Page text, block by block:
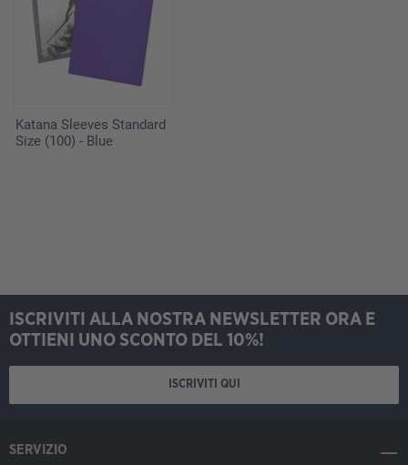
Katana Sleeves Standard
Size (100) - Blue
ISCRIVITI ALLA NOSTRA NEWSLETTER ORA E
OTTIENI UNO SCONTO DEL 10%!
ISCRIVITI QUI
SERVIZIO